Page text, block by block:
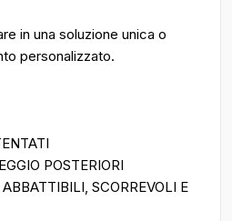
in una soluzione unica o
personalizzato.
POSTERIORI
SCORREVOLI E